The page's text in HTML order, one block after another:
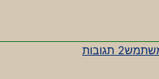
2 תגובות
על